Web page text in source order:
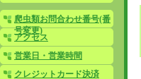
爬虫類お問合わせ番号(番
号変更)
アクセス
営業日・営業時間
クレジットカード決済